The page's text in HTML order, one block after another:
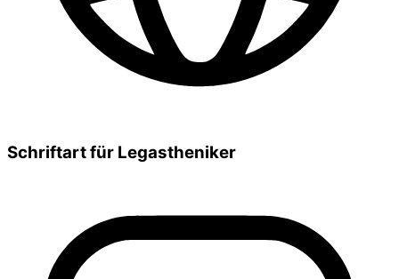
Schriftart für Legastheniker